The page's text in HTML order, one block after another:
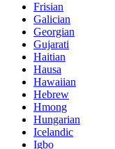
Frisian
Galician
Georgian
Gujarati
Haitian
Hausa
Hawaiian
Hebrew
Hmong
Hungarian
Icelandic
Igbo